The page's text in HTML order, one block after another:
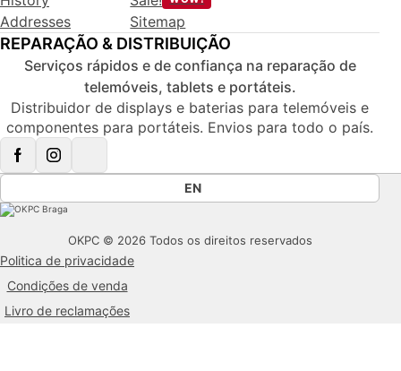
Addresses
Sitemap
REPARAÇÃO & DISTRIBUIÇÃO
Serviços rápidos e de confiança na reparação de
telemóveis, tablets e portáteis.
Distribuidor de displays e baterias para telemóveis e
componentes para portáteis. Envios para todo o país.
EN
OKPC © 2026 Todos os direitos reservados
Politica de privacidade
Condições de venda
Livro de reclamações